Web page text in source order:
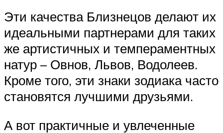
Эти качества Близнецов делают их
идеальными партнерами для таких
же артистичных и темпераментных
натур – Овнов, Львов, Водолеев.
Кроме того, эти знаки зодиака часто
становятся лучшими друзьями.
А вот практичные и увлеченные